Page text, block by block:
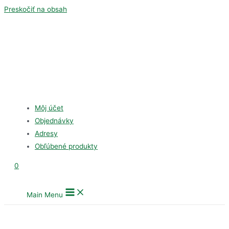
Preskočiť na obsah
Môj účet
Objednávky
Adresy
Obľúbené produkty
0
Main Menu